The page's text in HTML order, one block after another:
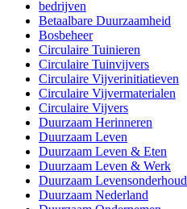
bedrijven
Betaalbare Duurzaamheid
Bosbeheer
Circulaire Tuinieren
Circulaire Tuinvijvers
Circulaire Vijverinitiatieven
Circulaire Vijvermaterialen
Circulaire Vijvers
Duurzaam Herinneren
Duurzaam Leven
Duurzaam Leven & Eten
Duurzaam Leven & Werk
Duurzaam Levensonderhoud
Duurzaam Nederland